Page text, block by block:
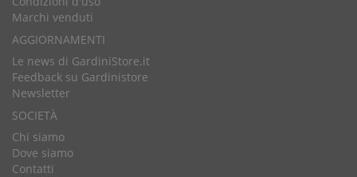
Marchi venduti
AGGIORNAMENTI
Le news di GardiniStore.it
Feedback su Gardinistore
Newsletter
SOCIETÀ
Chi siamo
Dove siamo
Contatti